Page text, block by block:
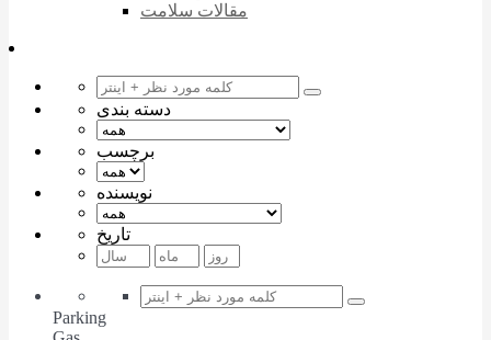
مقالات سلامت
دسته بندی
برچسب
نویسنده
تاریخ
Parking